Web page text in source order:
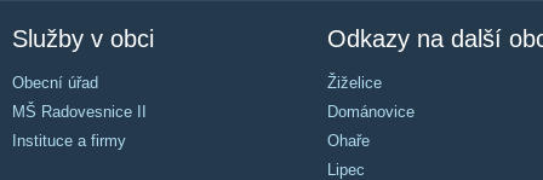
Služby v obci
Obecní úřad
MŠ Radovesnice II
Instituce a firmy
Odkazy na další
Žiželice
Dománovice
Ohaře
Lipec